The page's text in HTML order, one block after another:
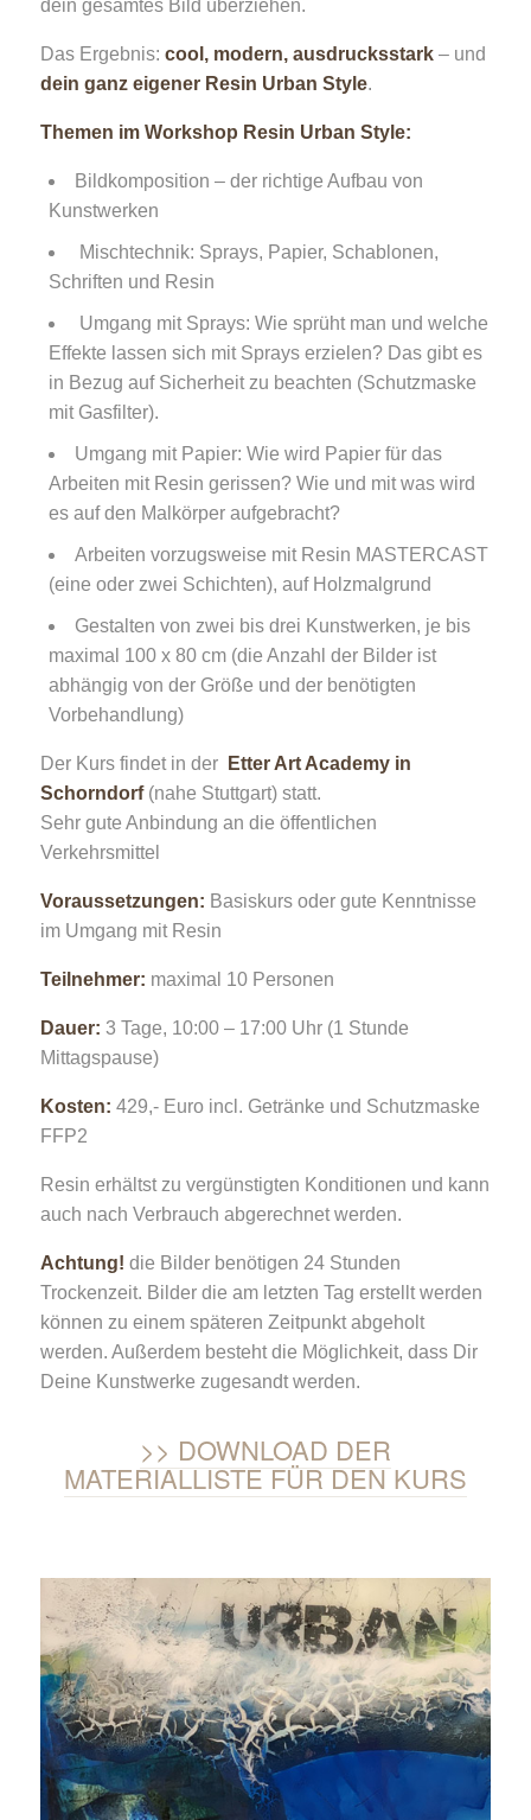
dein gesamtes Bild überziehen.
Das Ergebnis: cool, modern, ausdrucksstark– und
dein ganz eigener Resin Urban Style.
Themen im Workshop Resin Urban Style:
Bildkomposition – der richtige Aufbau von
Kunstwerken
Mischtechnik: Sprays, Papier, Schablonen,
Schriften und Resin
Umgang mit Sprays: Wie sprüht man und welche
Effekte lassen sich mit Sprays erzielen? Das gibt es
in Bezug auf Sicherheit zu beachten (Schutzmaske
mit Gasfilter).
Umgang mit Papier: Wie wird Papier für das
Arbeiten mit Resin gerissen? Wie und mit was wird
es auf den Malkörper aufgebracht?
Arbeiten vorzugsweise mit Resin MASTERCAST
(eine oder zwei Schichten), auf Holzmalgrund
Gestalten von zwei bis drei Kunstwerken, je bis
maximal 100 x 80 cm (die Anzahl der Bilder ist
abhängig von der Größe und der benötigten
Vorbehandlung)
Der Kurs findet in der
Etter Art Academy in
Schorndorf(nahe Stuttgart) statt.
Sehr gute Anbindung an die öffentlichen
Verkehrsmittel
Voraussetzungen: Basiskurs oder gute Kenntnisse
im Umgang mit Resin
Teilnehmer: maximal 10 Personen
Dauer: 3 Tage, 10:00 – 17:00 Uhr (1 Stunde
Mittagspause)
Kosten: 429,- Euro incl. Getränke und Schutzmaske
FFP2
Resin erhältst zu vergünstigten Konditionen und kann
auch nach Verbrauch abgerechnet werden.
Achtung! die Bilder benötigen 24 Stunden
Trockenzeit. Bilder die am letzten Tag erstellt werden
können zu einem späteren Zeitpunkt abgeholt
werden. Außerdem besteht die Möglichkeit, dass Dir
Deine Kunstwerke zugesandt werden.
DOWNLOAD DER
MATERIALLISTE FÜR DEN KURS